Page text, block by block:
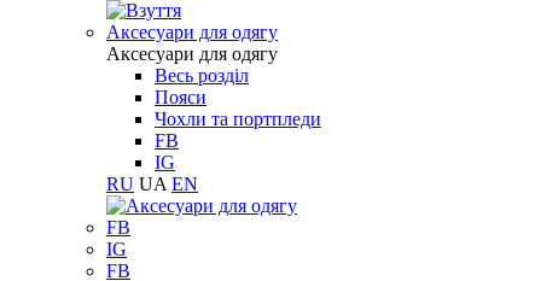
Aксесуари для одягу
Aксесуари для одягу
Весь розділ
Пояси
Чохли та портпледи
FB
IG
RU UA EN
FB
IG
FB